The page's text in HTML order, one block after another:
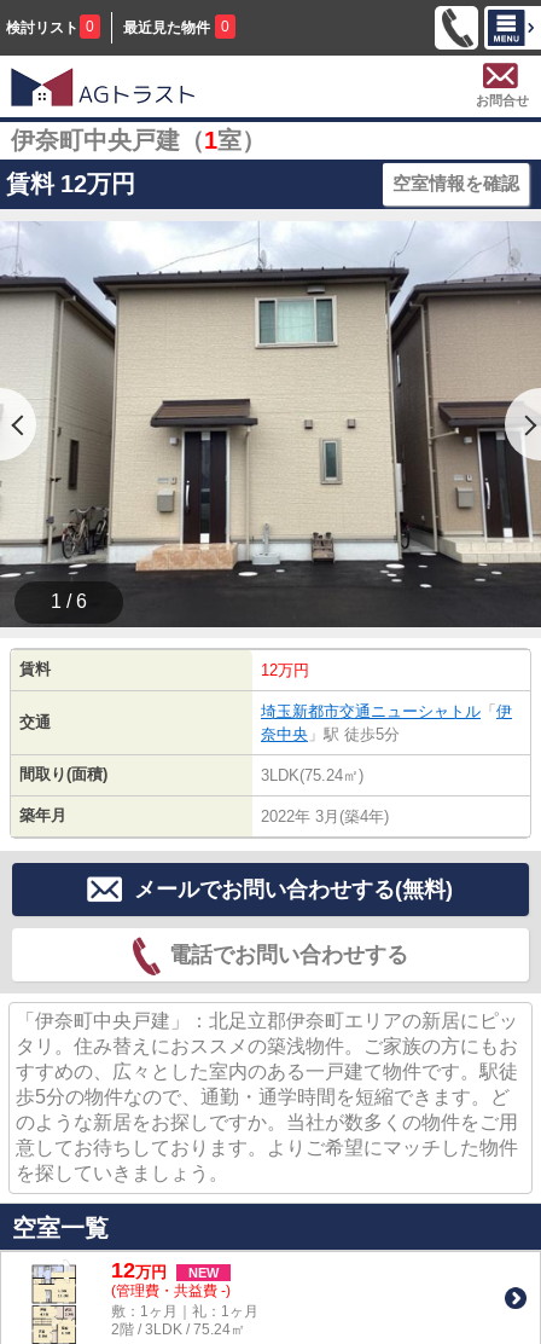
検討リスト 0 最近見た物件 0
お問合せ
伊奈町中央戸建（1室）
賃料 12万円 空室情報を確認
1 / 6
賃料 12万円
交通
埼玉新都市交通ニューシャトル 「 伊
奈中央 」駅 徒歩5分
間取り(面積) 3LDK(75.24㎡)
築年月 2022年 3月(築4年)
メールでお問い合わせする(無料)
電話でお問い合わせする
「伊奈町中央戸建」：北足立郡伊奈町エリアの新居にピッ
タリ。住み替えにおススメの築浅物件。ご家族の方にもお
すすめの、広々とした室内のある一戸建て物件です。駅徒
歩5分の物件なので、通勤・通学時間を短縮できます。ど
のような新居をお探しですか。当社が数多くの物件をご用
意してお待ちしております。よりご希望にマッチした物件
を探していきましょう。
空室一覧
12万円 NEW
(管理費・共益費 -)
敷：1ヶ月｜礼：1ヶ月
2階 / 3LDK / 75.24㎡